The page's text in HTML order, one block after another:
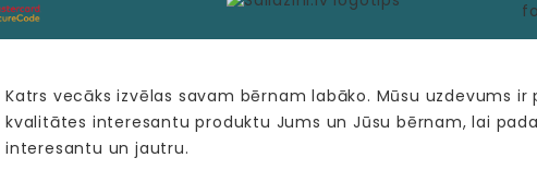
Katrs vecāks izvēlas savam bērnam labāko. Mūsu uzdevums
kvalitātes interesantu produktu Jums un Jūsu bērnam, lai
interesantu un jautru.